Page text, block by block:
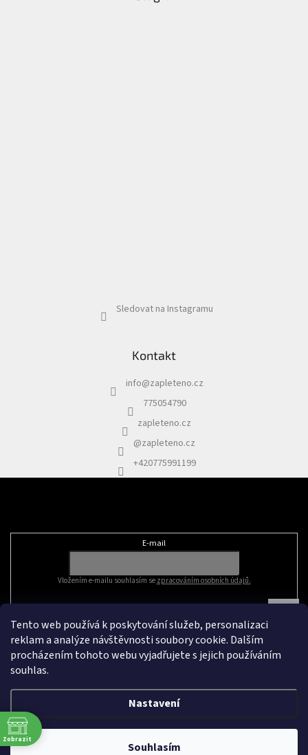
Tento web používá k poskytování služeb, personalizaci
reklam a analýze návštěvnosti soubory cookie. Dalším
procházením tohoto webu vyjadřujete s jejich používáním
souhlas.
Nastavení
Souhlasím
Sledovat na Instagramu
Kontakt
info@zapleteno.cz
775054790
zapleteno.cz
@zapleteno.cz
+420775991199
E-mail
Vložením e-mailu souhlasím se zpracováním osobních údajů.
Vytvořil Shoptet
Zapleteno. Všechna práva vyhrazena.
Zobrazit